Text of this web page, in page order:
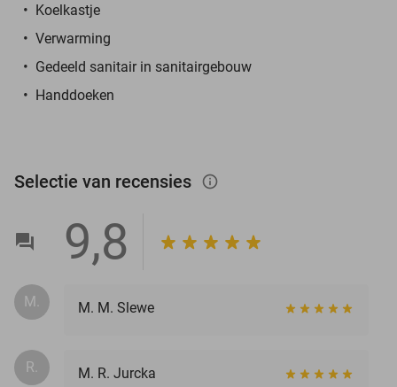
Koelkastje
Verwarming
Gedeeld sanitair in sanitairgebouw
Handdoeken
Selectie van recensies info_outlined
9,8
M. M. M. Slewe
R.
M. R. Jurcka